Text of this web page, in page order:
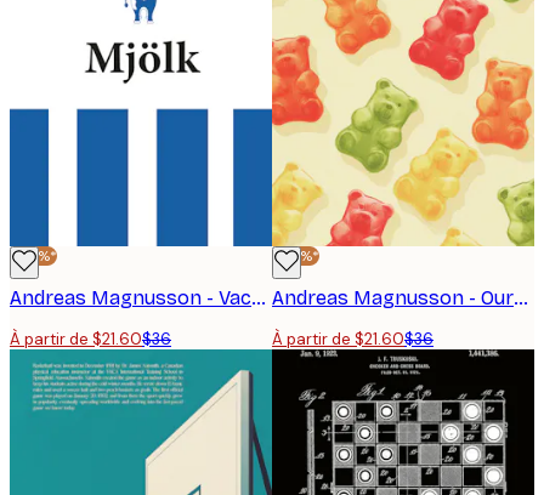
-40%*
Andreas Magnusson - Vache laitière bleue fantaisiste Affiche
À partir de $21.60$36
-40%*
Andreas Magnusson - Oursons gélifiés colorés Poster
À partir de $21.60$36